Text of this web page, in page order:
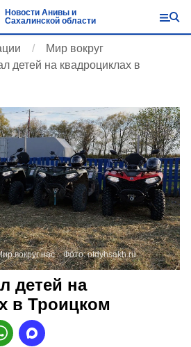
Новости Анивы и
Сахалинской области
Мир вокруг
детей на квадроциклах в
вокруг нас Фото:otdyhsakh.ru
детей на
в Троицком